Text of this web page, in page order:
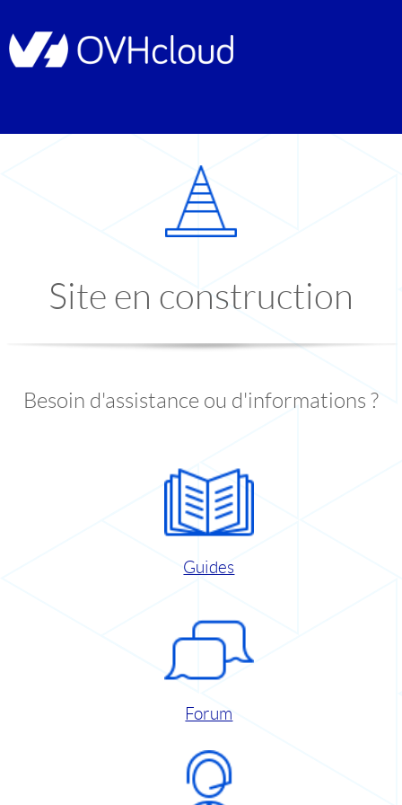
Site en construction
Besoin d'assistance ou d'informations ?
Guides
Forum